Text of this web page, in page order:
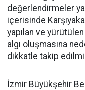
değerlendirmeler
içerisinde
yapılan ve
algı oluşmasına
dikkatle takip
İzmir Büyükşehir